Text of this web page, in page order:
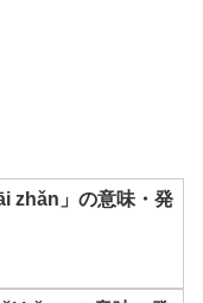
zhǎn」の意味・発